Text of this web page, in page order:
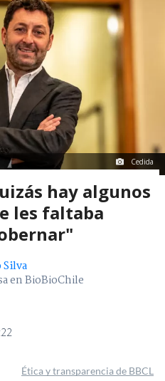
Cedida
hay algunos
les faltaba
en BioBioChile
Ética y transparencia de BBCL